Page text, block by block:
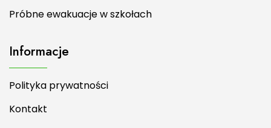
Próbne ewakuacje w szkołach
Informacje
Polityka prywatności
Kontakt